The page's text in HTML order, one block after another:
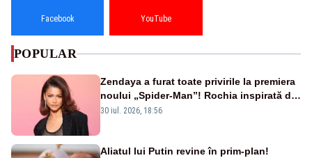
Facebook YouTube
POPULAR
Zendaya a furat toate privirile la premiera
noului „Spider-Man”! Rochia inspirată de
pânza de păianjen a făcut senzație
30 iul. 2026, 18:56
Aliatul lui Putin revine în prim-plan!